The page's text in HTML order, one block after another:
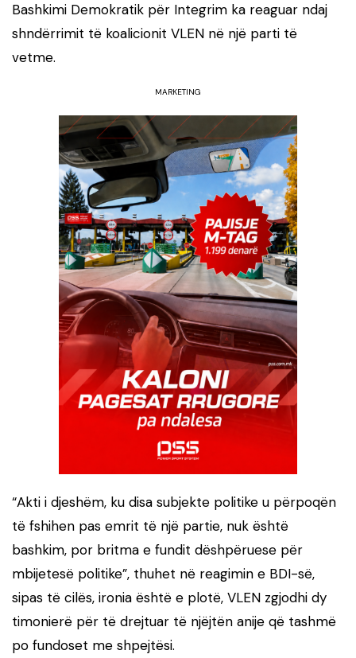
Bashkimi Demokratik për Integrim ka reaguar ndaj
shndërrimit të koalicionit VLEN në një parti të
vetme.
MARKETING
“Akti i djeshëm, ku disa subjekte politike u përpoqën
të fshihen pas emrit të një partie, nuk është
bashkim, por britma e fundit dëshpëruese për
mbijetesë politike”, thuhet në reagimin e BDI-së,
sipas të cilës, ironia është e plotë, VLEN zgjodhi dy
timonierë për të drejtuar të njëjtën anije që tashmë
po fundoset me shpejtësi.